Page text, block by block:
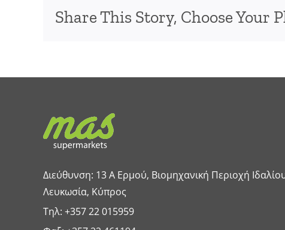
Share This Story, Choose Your
Διεύθυνση: 13 A Ερμού, Βιομηχανική Περιοχή
Λευκωσία, Κύπρος
Τηλ: +357 22 015959